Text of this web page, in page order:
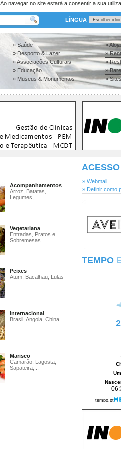
. Ao navegar no site estará a consentir a sua
LÍNGUA
» Saúde
» Desporto & Lazer
» Associações Culturais
» Educação
» Museus & Monumentos
»
»
»
»
»
Acompanhamentos
Arroz, Batatas,
Legumes,...
Vegetariana
Entradas, Pratos e
Sobremesas
Peixes
Atum, Bacalhau, Lulas
Internacional
Brasil, Angola, China
Marisco
Camarão, Lagosta,
Sapateira,...
ACESSO
» Webmail
» Definir como
TEMPO